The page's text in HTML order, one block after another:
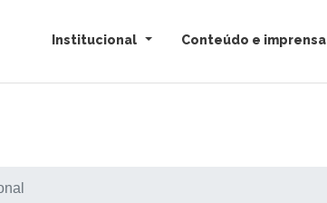
Institucional Conteúdo e imprensa